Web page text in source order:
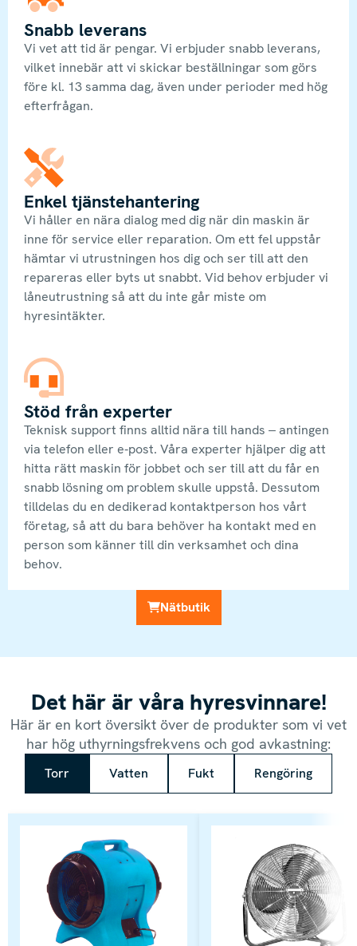
Snabb leverans
Vi vet att tid är pengar. Vi erbjuder snabb leverans,
vilket innebär att vi skickar beställningar som görs
före kl. 13 samma dag, även under perioder med hög
efterfrågan.
Enkel tjänstehantering
Vi håller en nära dialog med dig när din maskin är
inne för service eller reparation. Om ett fel uppstår
hämtar vi utrustningen hos dig och ser till att den
repareras eller byts ut snabbt. Vid behov erbjuder vi
låneutrustning så att du inte går miste om
hyresintäkter.
Stöd från experter
Teknisk support finns alltid nära till hands – antingen
via telefon eller e-post. Våra experter hjälper dig att
hitta rätt maskin för jobbet och ser till att du får en
snabb lösning om problem skulle uppstå. Dessutom
tilldelas du en dedikerad kontaktperson hos vårt
företag, så att du bara behöver ha kontakt med en
person som känner till din verksamhet och dina
behov.
Nätbutik
Det här är våra hyresvinnare!
Här är en kort översikt över de produkter som vi vet
har hög uthyrningsfrekvens och god avkastning:
Torr Vatten Fukt Rengöring